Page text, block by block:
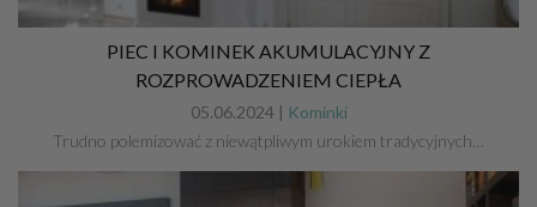
PIEC I KOMINEK AKUMULACYJNY Z
ROZPROWADZENIEM CIEPŁA
05.06.2024 | Kominki
Trudno polemizować z niewątpliwym urokiem tradycyjnych…